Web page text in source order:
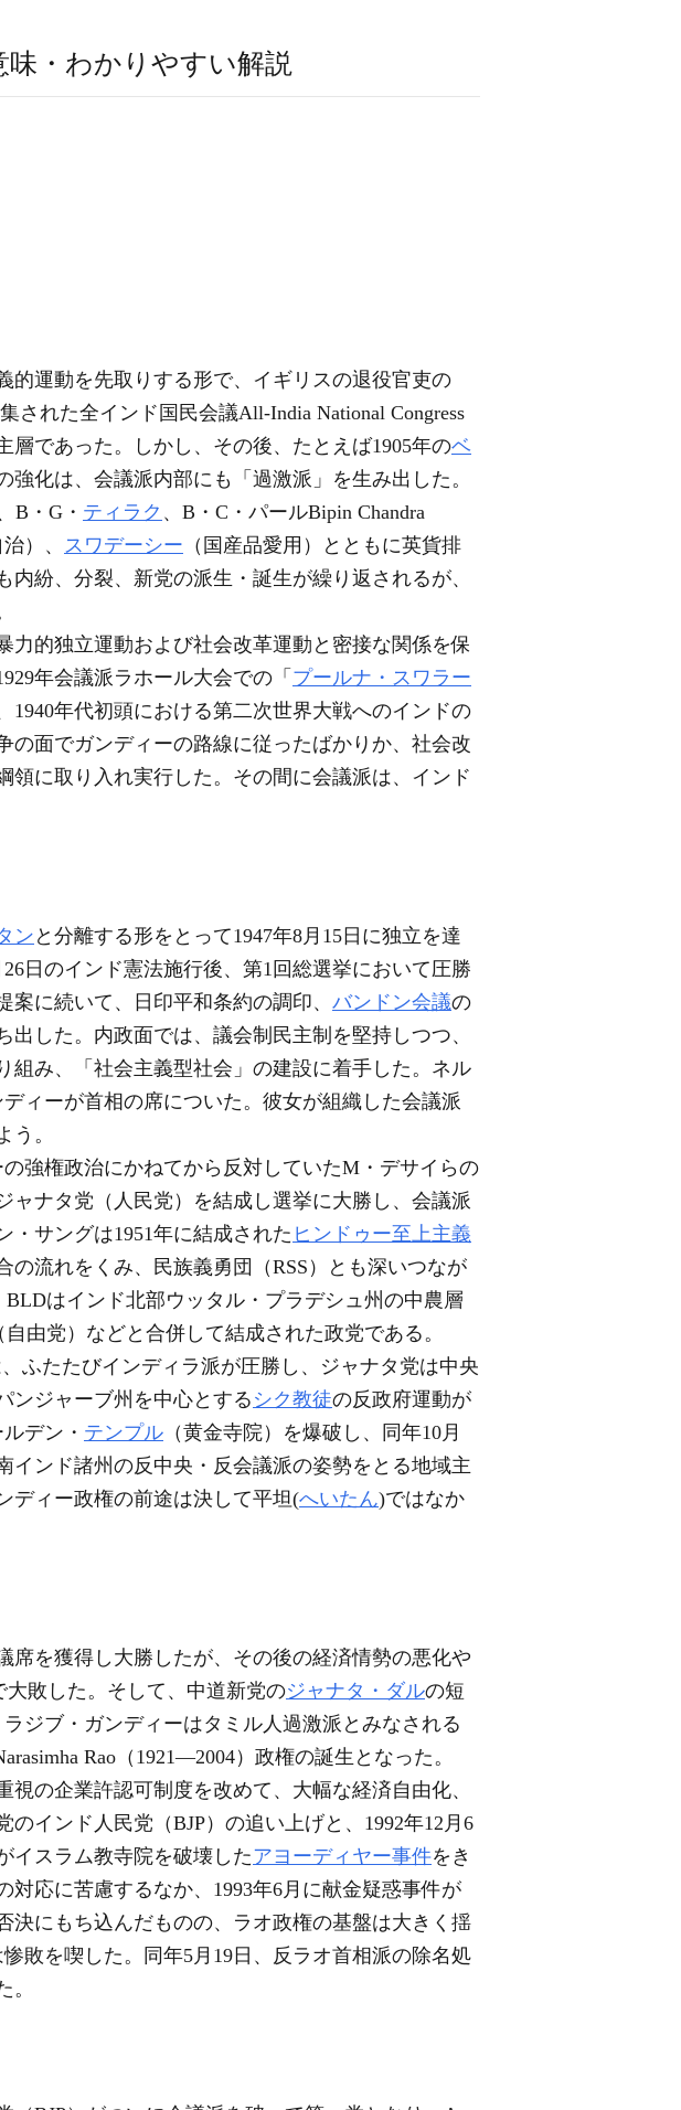
味・わかりやすい解説
的運動を先取りする形で、イギリスの退役官吏の
された全インド国民会議All-India National Congress
層であった。しかし、その後、たとえば1905年のベ
化は、会議派内部にも「過激派」を生み出した。
B・G・ ティラク 、B・C・パールBipin Chandra
治）、 スワデーシー （国産品愛用）とともに英貨排
紛、分裂、新党の派生・誕生が繰り返されるが、
力的独立運動および社会改革運動と密接な関係を保
年会議派ラホール大会での「 プールナ・スワラー
1940年代初頭における第二次世界大戦へのインドの
の面でガンディーの路線に従ったばかりか、社会改
に取り入れ実行した。その間に会議派は、インド
ンと分離する形をとって1947年8月15日に独立を達
日のインド憲法施行後、第1回総選挙において圧勝
に続いて、日印平和条約の調印、 バンドン会議の
した。内政面では、議会制民主制を堅持しつつ、
み、「社会主義型社会」の建設に着手した。ネル
ィーが首相の席についた。彼女が組織した会議派
。
強権政治にかねてから反対していたM・デサイらの
ナタ党（人民党）を結成し選挙に大勝し、会議派
・サングは1951年に結成された ヒンドゥー至上主義
流れをくみ、民族義勇団（RSS）とも深いつなが
BLDはインド北部ウッタル・プラデシュ州の中農層
自由党）などと合併して結成された政党である。
ふたたびインディラ派が圧勝し、ジャナタ党は中央
ンジャーブ州を中心とする シク教徒の反政府運動が
デン・ テンプル （黄金寺院）を爆破し、同年10月
ンド諸州の反中央・反会議派の姿勢をとる地域主
ディー政権の前途は決して平坦(へいたん)ではなか
席を獲得し大勝したが、その後の経済情勢の悪化や
敗した。そして、中道新党のジャナタ・ダルの短
ジブ・ガンディーはタミル人過激派とみなされる
Rao（1921―2004）政権の誕生となった。
の企業許認可制度を改めて、大幅な経済自由化、
インド人民党（BJP）の追い上げと、1992年12月6
イスラム教寺院を破壊したアヨーディヤー事件をき
応に苦慮するなか、1993年6月に献金疑惑事件が
決にもち込んだものの、ラオ政権の基盤は大きく揺
敗を喫した。同年5月19日、反ラオ首相派の除名処